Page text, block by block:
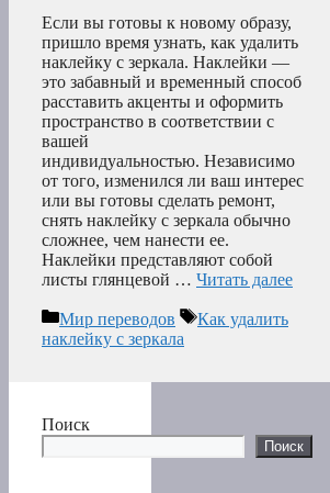
Если вы готовы к новому образу,
пришло время узнать, как удалить
наклейку с зеркала. Наклейки —
это забавный и временный способ
расставить акценты и оформить
пространство в соответствии с
вашей
индивидуальностью. Независимо
от того, изменился ли ваш интерес
или вы готовы сделать ремонт,
снять наклейку с зеркала обычно
сложнее, чем нанести ее.
Наклейки представляют собой
листы глянцевой … Читать далее
Рубрики
Мир переводов Метки
Как удалить
наклейку с зеркала
Поиск
Поиск